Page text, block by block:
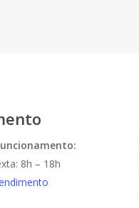
8h – 18h